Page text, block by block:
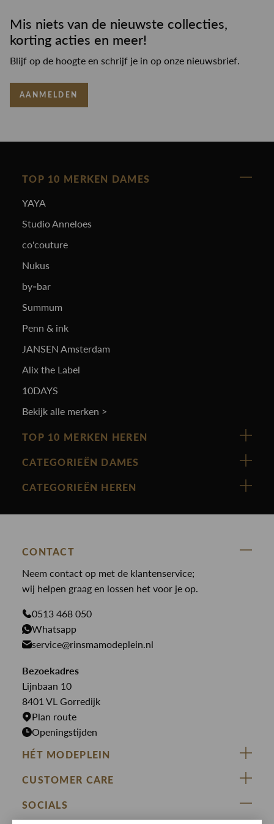
Mis niets van de nieuwste collecties,
korting acties en meer!
Blijf op de hoogte en schrijf je in op onze nieuwsbrief.
AANMELDEN
TOP 10 MERKEN DAMES
YAYA
Studio Anneloes
co'couture
Nukus
by-bar
Summum
Penn & ink
JANSEN Amsterdam
Alix the Label
10DAYS
Bekijk alle merken >
TOP 10 MERKEN HEREN
Vanguard
Cast Iron
Paul en Shark
Genti
PME Legend
Butcher of Blue
Bekijk alle merken >
CATEGORIEËN DAMES
Nieuw binnen
Blouses
Broeken
Gilets
Jassen
Jeans
Jumpsuits
Jurken
Rokken
CATEGORIEËN HEREN
Broeken
Colberts
Giftcards
Jassen
Overhemden
Truien
T-shirts
CONTACT
Neem contact op met de klantenservice;
wij helpen graag en lossen het voor je op.
0513 468 050
Whatsapp
service@rinsmamodeplein.nl
Bezoekadres
Lijnbaan 10
8401 VL Gorredijk
Plan route
Openingstijden
HÉT MODEPLEIN
ZIJ VAN RINSMA
DE HEEREN VAN RINSMA
RINSMA.CONCEPTS
CUSTOMER CARE
Veelgestelde vragen
SOCIALS